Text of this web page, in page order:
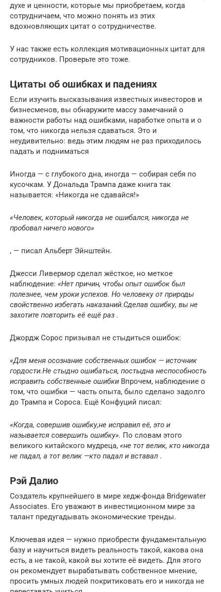
духе и ценности, которые мы приобретаем, когда
сотрудничаем, что можно понять из этих
вдохновляющих цитат о сотрудничестве.
У нас также есть коллекция мотивационных цитат для
сотрудников. Проверьте это тоже.
Цитаты об ошибках и падениях
Если изучить высказывания известных инвесторов и
бизнесменов, вы обнаружите массу замечаний о
важности работы над ошибками, наработке опыта и о
том, что никогда нельзя сдаваться. Это и
неудивительно: ведь этим людям не раз приходилось
падать и подниматься
Иногда — с глубокого дна, иногда — собирая себя по
кусочкам. У Дональда Трампа даже книга так
называется: «Никогда не сдавайся!»
«Человек, который никогда не ошибался, никогда не
пробовал ничего нового»
, — писал Альберт Эйнштейн.
Джесси Ливермор сделал жёсткое, но меткое
наблюдение: «Нет причин, чтобы опыт ошибок был
полезнее, чем уроки успехов. Но человеку от природы
свойственно избегать наказаний.Сделав ошибку, вы не
захотите повторить её ещё раз .
Джордж Сорос призывал не стыдиться ошибок:
«Для меня осознание собственных ошибок — источник
гордости.Не стыдно ошибаться, постыдна неспособность
исправить собственные ошибки Впрочем, наблюдение о
том, что ошибки — часть опыта, было сделано задолго
до Трампа и Сороса. Ещё Конфуций писал:
«Когда, совершив ошибку,не исправил её, это и
называется совершить ошибку». По словам этого
великого китайского мудреца, «не тот велик, кто никогда
не падал, а тот велик —кто падал и вставал .
Рэй Далио
Создатель крупнейшего в мире хедж-фонда Bridgewater
Associates. Его уважают в инвестиционном мире за
талант предугадывать экономические тренды.
Ключевая идея — нужно приобрести фундаментальную
базу и научиться видеть реальность такой, какова она
есть, а не такой, какой вы хотите её видеть. Для этого
он рекомендует вырабатывать собственное мнение,
просить умных людей покритиковать его и никогда не